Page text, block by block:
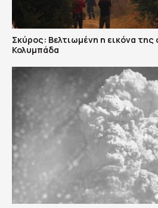
Σκύρος: Βελτιωμένη η εικόνα
Κολυμπάδα